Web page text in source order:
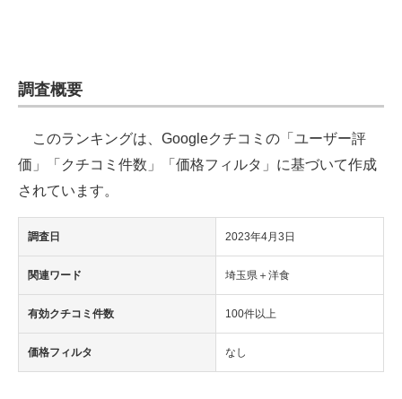
エレクトロニクス専門サイト
電子設計の基本と応用
エネルギーの専門メディア
調査概要
このランキングは、Googleクチコミの「ユーザー評
価」「クチコミ件数」「価格フィルタ」に基づいて作成
されています。
調査日 2023年4月3日
関連ワード 埼玉県＋洋食
有効クチコミ件数 100件以上
価格フィルタ なし